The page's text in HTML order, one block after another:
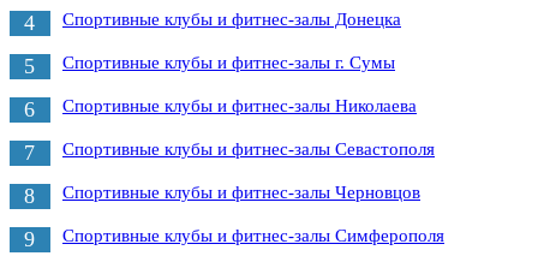
4 Cпортивные клубы и фитнес-залы Донецка
5 Спортивные клубы и фитнес-залы г. Сумы
6 Спортивные клубы и фитнес-залы Николаева
7 Спортивные клубы и фитнес-залы Севастополя
8 Спортивные клубы и фитнес-залы Черновцов
9 Спортивные клубы и фитнес-залы Симферополя